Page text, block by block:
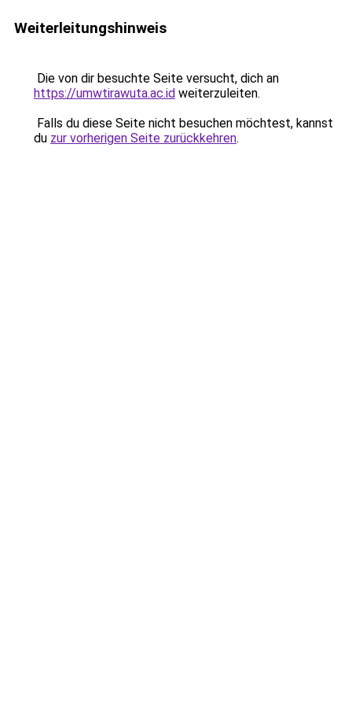
Weiterleitungshinweis
Die von dir besuchte Seite versucht, dich an
https://umwtirawuta.ac.id weiterzuleiten.
Falls du diese Seite nicht besuchen möchtest, kannst
du zur vorherigen Seite zurückkehren.